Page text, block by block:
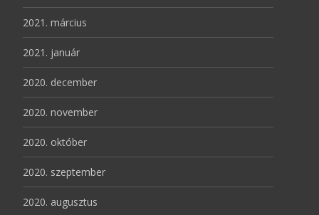
2021. március
2021. január
2020. december
2020. november
2020. október
2020. szeptember
2020. augusztus